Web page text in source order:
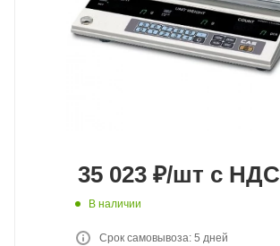
35 023 ₽/шт с НДС
В наличии
Срок самовывоза: 5 дней